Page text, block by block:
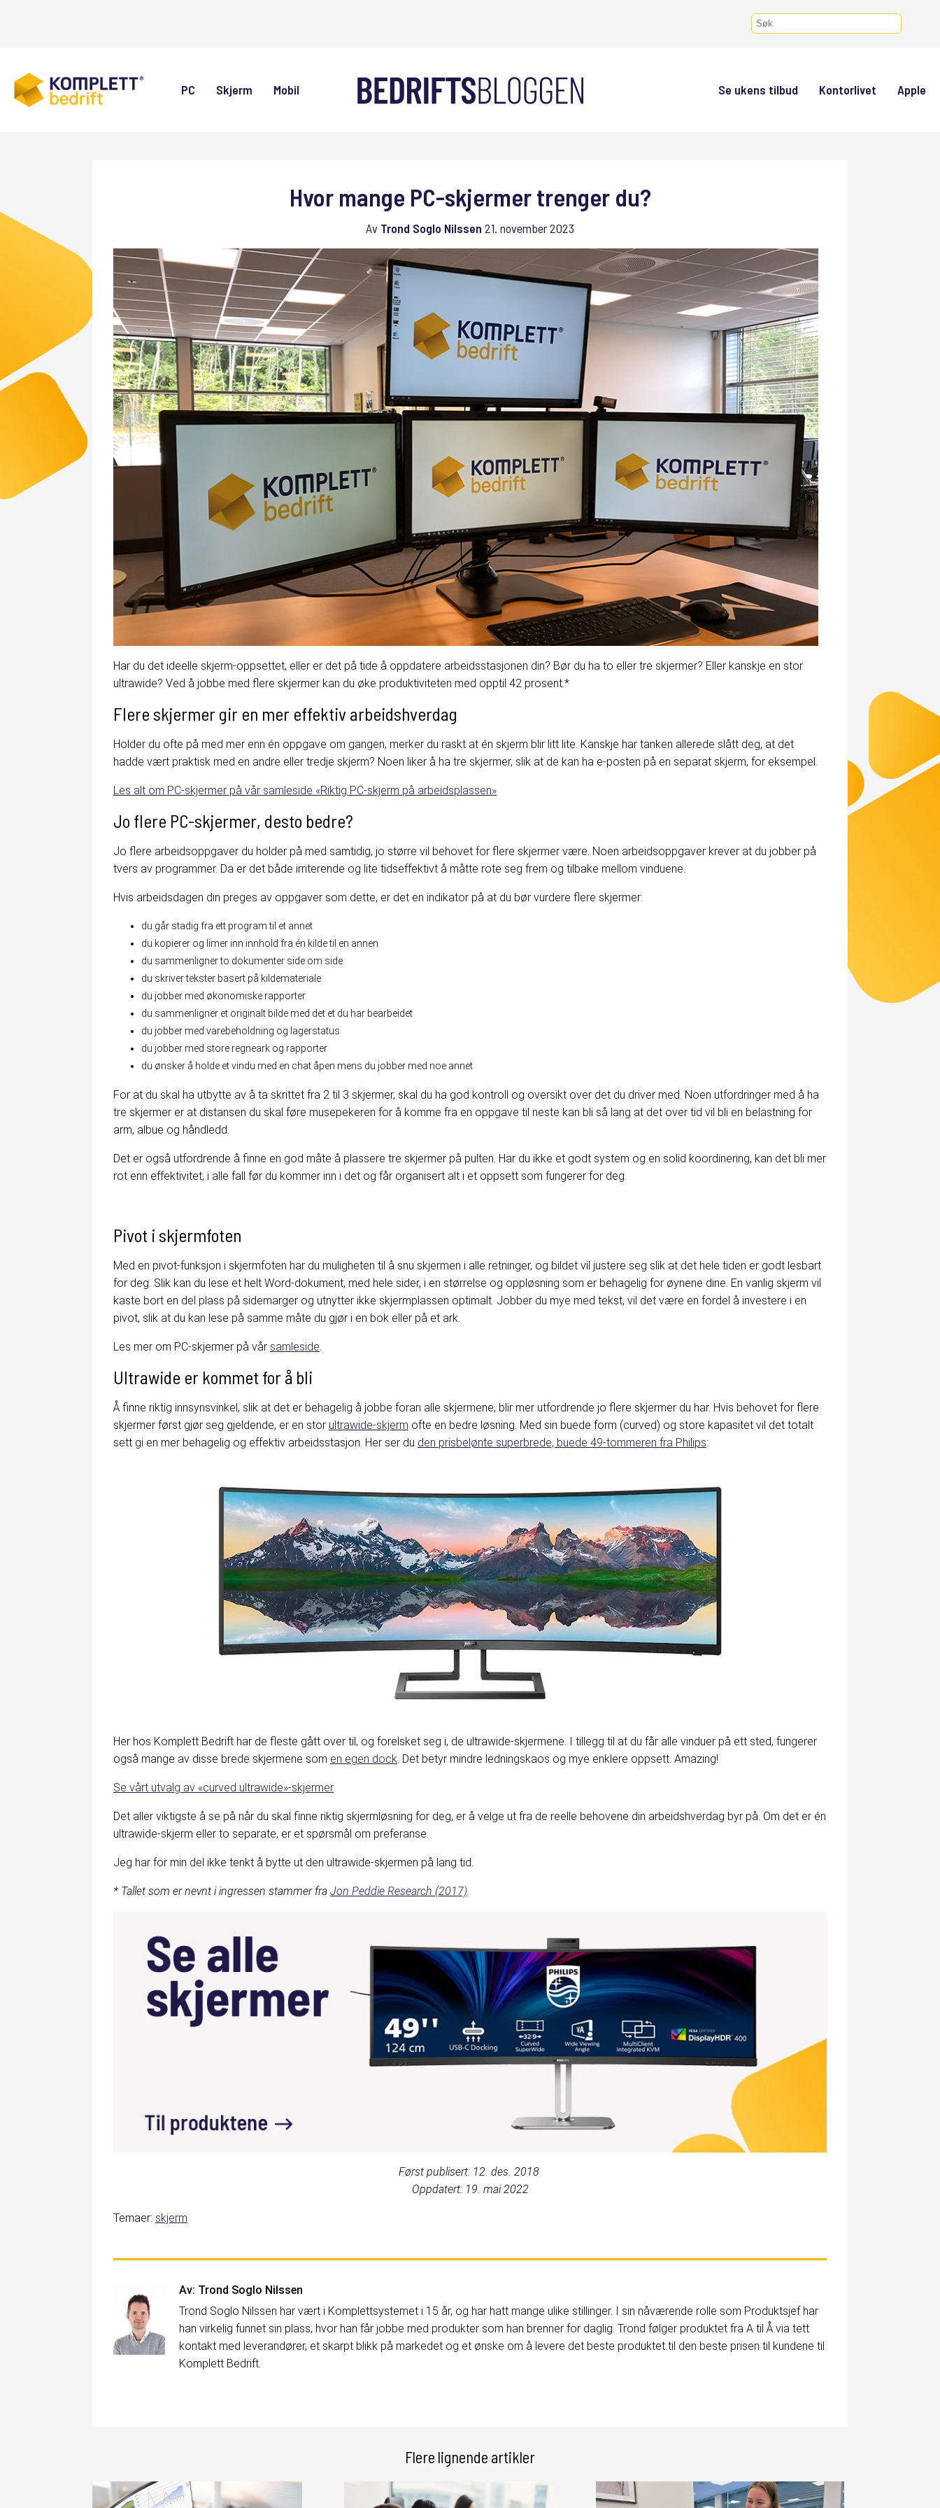
PC Skjerm Mobil Se ukens tilbud Kontorlivet Apple
Hvor mange PC-skjermer trenger du?
Av Trond Soglo Nilssen 21. november 2023
Har du det ideelle skjerm-oppsettet, eller er det på tide å oppdatere arbeidsstasjonen din? Bør du ha to eller tre skjermer? Eller kanskje en stor
ultrawide? Ved å jobbe med flere skjermer kan du øke produktiviteten med opptil 42 prosent.*
Flere skjermer gir en mer effektiv arbeidshverdag
Holder du ofte på med mer enn én oppgave om gangen, merker du raskt at én skjerm blir litt lite. Kanskje har tanken allerede slått deg, at det
hadde vært praktisk med en andre eller tredje skjerm? Noen liker å ha tre skjermer, slik at de kan ha e-posten på en separat skjerm, for eksempel.
Les alt om PC-skjermer på vår samleside «Riktig PC-skjerm på arbeidsplassen»
Jo flere PC-skjermer, desto bedre?
Jo flere arbeidsoppgaver du holder på med samtidig, jo større vil behovet for flere skjermer være. Noen arbeidsoppgaver krever at du jobber på
tvers av programmer. Da er det både irriterende og lite tidseffektivt å måtte rote seg frem og tilbake mellom vinduene.
Hvis arbeidsdagen din preges av oppgaver som dette, er det en indikator på at du bør vurdere flere skjermer:
du går stadig fra ett program til et annet
du kopierer og limer inn innhold fra én kilde til en annen
du sammenligner to dokumenter side om side
du skriver tekster basert på kildemateriale
du jobber med økonomiske rapporter
du sammenligner et originalt bilde med det et du har bearbeidet
du jobber med varebeholdning og lagerstatus
du jobber med store regneark og rapporter
du ønsker å holde et vindu med en chat åpen mens du jobber med noe annet
For at du skal ha utbytte av å ta skrittet fra 2 til 3 skjermer, skal du ha god kontroll og oversikt over det du driver med. Noen utfordringer med å ha
tre skjermer er at distansen du skal føre musepekeren for å komme fra en oppgave til neste kan bli så lang at det over tid vil bli en belastning for
arm, albue og håndledd.
Det er også utfordrende å finne en god måte å plassere tre skjermer på pulten. Har du ikke et godt system og en solid koordinering, kan det bli mer
rot enn effektivitet, i alle fall før du kommer inn i det og får organisert alt i et oppsett som fungerer for deg.
Pivot i skjermfoten
Med en pivot-funksjon i skjermfoten har du muligheten til å snu skjermen i alle retninger, og bildet vil justere seg slik at det hele tiden er godt lesbart
for deg. Slik kan du lese et helt Word-dokument, med hele sider, i en størrelse og oppløsning som er behagelig for øynene dine. En vanlig skjerm vil
kaste bort en del plass på sidemarger og utnytter ikke skjermplassen optimalt. Jobber du mye med tekst, vil det være en fordel å investere i en
pivot, slik at du kan lese på samme måte du gjør i en bok eller på et ark.
Les mer om PC-skjermer på vår samleside
Ultrawide er kommet for å bli
Å finne riktig innsynsvinkel, slik at det er behagelig å jobbe foran alle skjermene, blir mer utfordrende jo flere skjermer du har. Hvis behovet for flere
skjermer først gjør seg gjeldende, er en stor ultrawide-skjerm ofte en bedre løsning. Med sin buede form (curved) og store kapasitet vil det totalt
sett gi en mer behagelig og effektiv arbeidsstasjon. Her ser du den prisbelønte superbrede, buede 49-tommeren fra Philips:
Her hos Komplett Bedrift har de fleste gått over til, og forelsket seg i, de ultrawide-skjermene. I tillegg til at du får alle vinduer på ett sted, fungerer
også mange av disse brede skjermene som en egen dock . Det betyr mindre ledningskaos og mye enklere oppsett. Amazing!
Se vårt utvalg av «curved ultrawide»-skjermer
Det aller viktigste å se på når du skal finne riktig skjermløsning for deg, er å velge ut fra de reelle behovene din arbeidshverdag byr på. Om det er én
ultrawide-skjerm eller to separate, er et spørsmål om preferanse.
Jeg har for min del ikke tenkt å bytte ut den ultrawide-skjermen på lang tid.
* Tallet som er nevnt i ingressen stammer fra Jon Peddie Research (2017)
Først publisert: 12. des. 2018
Oppdatert: 19. mai 2022
Temaer: skjerm
Av: Trond Soglo Nilssen
Trond Soglo Nilssen har vært i Komplettsystemet i 15 år, og har hatt mange ulike stillinger. I sin nåværende rolle som Produktsjef har
han virkelig funnet sin plass, hvor han får jobbe med produkter som han brenner for daglig. Trond følger produktet fra A til Å via tett
kontakt med leverandører, et skarpt blikk på markedet og et ønske om å levere det beste produktet til den beste prisen til kundene til
Komplett Bedrift.
Flere lignende artikler